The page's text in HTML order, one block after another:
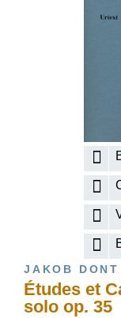
JAKOB DONT
Études et
solo op. 35